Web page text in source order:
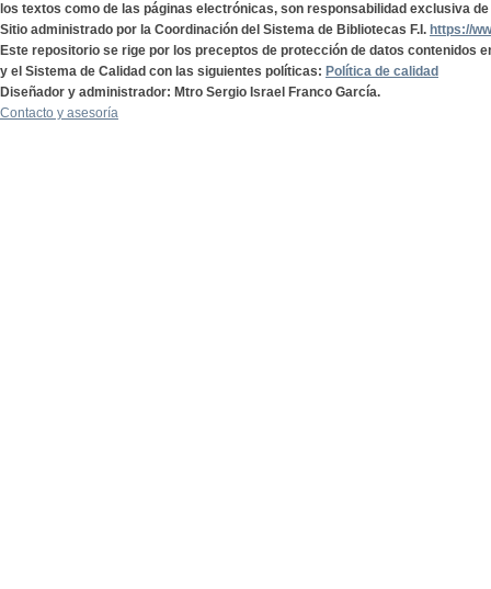
los textos como de las páginas electrónicas, son responsabilidad exclusiva
Sitio administrado por la Coordinación del Sistema de Bibliotecas F.I. https://
Este repositorio se rige por los preceptos de protección de datos contenidos
y el Sistema de Calidad con las siguientes políticas: Política de calidad
Diseñador y administrador: Mtro Sergio Israel Franco García.
Contacto y asesoría